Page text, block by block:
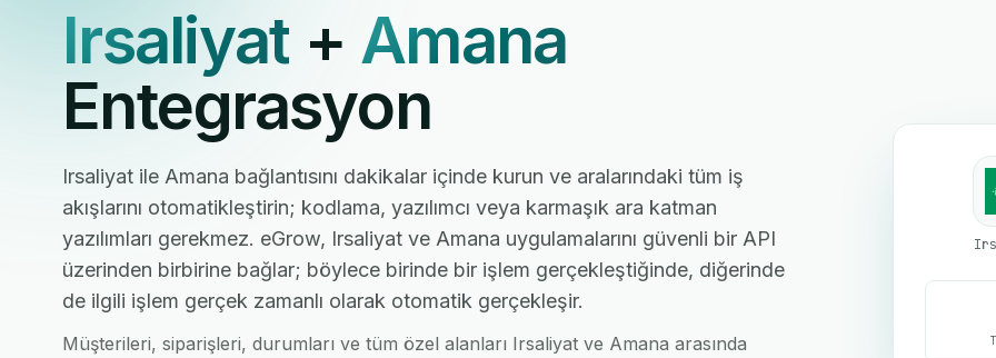
Irsaliyat + Amana
Entegrasyon
Irsaliyat ile Amana bağlantısını dakikalar içinde kurun ve aralarındaki tüm iş
akışlarını otomatikleştirin; kodlama, yazılımcı veya karmaşık ara katman
yazılımları gerekmez. eGrow, Irsaliyat ve Amana uygulamalarını güvenli bir API
üzerinden birbirine bağlar; böylece birinde bir işlem gerçekleştiğinde, diğerinde
de ilgili işlem gerçek zamanlı olarak otomatik gerçekleşir.
Müşterileri, siparişleri, durumları ve tüm özel alanları Irsaliyat ve Amana arasında